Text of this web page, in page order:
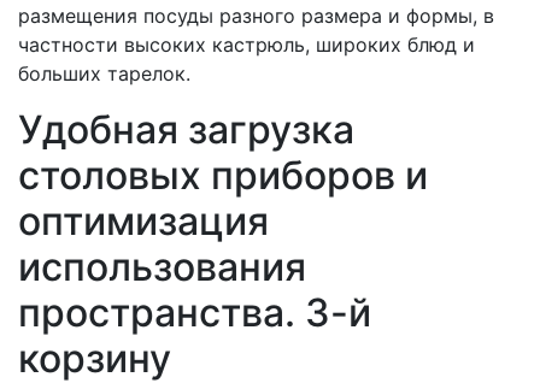
размещения посуды разного размера и формы, в
частности высоких кастрюль, широких блюд и
больших тарелок.
Удобная загрузка
столовых приборов и
оптимизация
использования
пространства. 3-й
корзину